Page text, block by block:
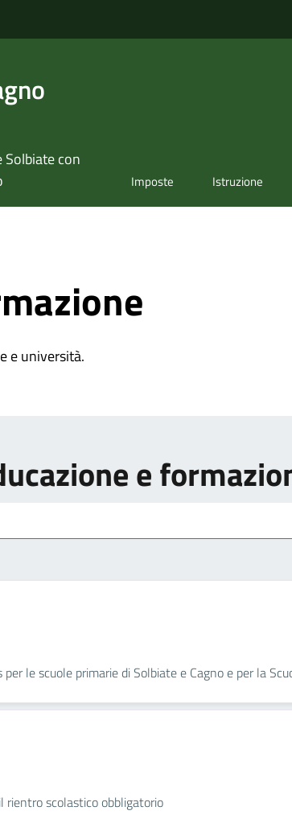
Solbiate con
Imposte Istruzione
e università.
e
le scuole primarie di Solbiate e Cagno e per la
rientro scolastico obbligatorio